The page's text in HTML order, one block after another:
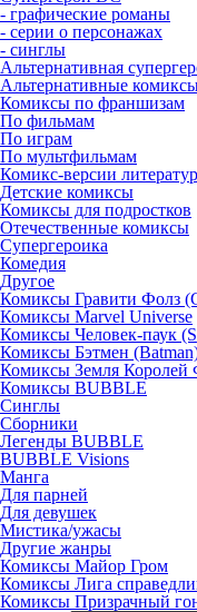
- графические романы
- серии о персонажах
- синглы
Альтернативная
Альтернативные
Комиксы по франшизам
По фильмам
По играм
По мультфильмам
Комикс-версии
Детские комиксы
Комиксы для подростков
Отечественные комиксы
Супергероика
Комедия
Другое
Комиксы Гравити Фолз
Комиксы Marvel Universe
Комиксы Человек-паук
Комиксы Бэтмен
Комиксы Земля Королей
Комиксы BUBBLE
Синглы
Сборники
Легенды BUBBLE
BUBBLE Visions
Манга
Для парней
Для девушек
Мистика/ужасы
Другие жанры
Комиксы Майор Гром
Комиксы Лига
Комиксы Призрачный